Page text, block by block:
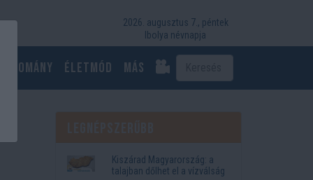
2026. augusztus 7., péntek
Ibolya névnapja
Tudomány Életmód más
Kiszárad Magyarország: a
talajban dőlhet el a vízválság